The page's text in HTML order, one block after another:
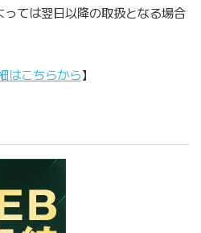
ては翌日以降の取扱となる場合
はこちらから】